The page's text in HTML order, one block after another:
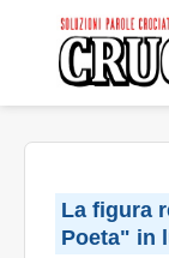
La figura
Poeta" in